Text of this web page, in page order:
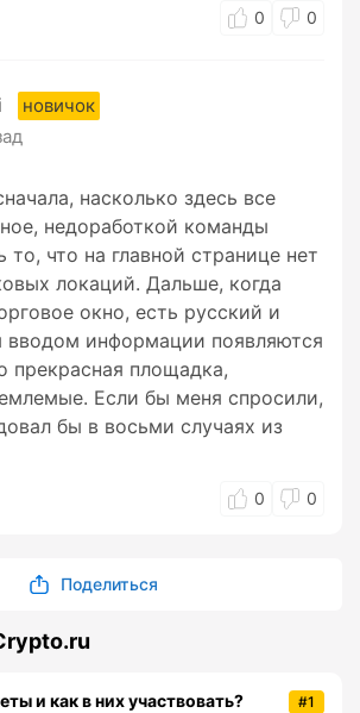
0 0
новичок
насколько здесь все
недоработкой команды
то, что на главной странице нет
локаций. Дальше, когда
окно, есть русский и
информации появляются
прекрасная площадка,
Если бы меня спросили,
бы в восьми случаях из
0 0
Поделиться
#1
и как в них участвовать?